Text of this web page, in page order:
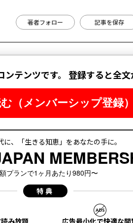
著者フォロー 記事を保存